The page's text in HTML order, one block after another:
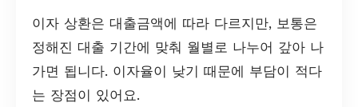
이자 상환은 대출금액에 따라 다르지만, 보통은
정해진 대출 기간에 맞춰 월별로 나누어 갚아 나
가면 됩니다. 이자율이 낮기 때문에 부담이 적다
는 장점이 있어요.